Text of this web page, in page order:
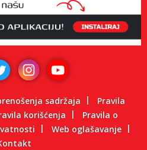
sadržaja
Pravila
korišćenja
Pravila o
Web oglašavanje